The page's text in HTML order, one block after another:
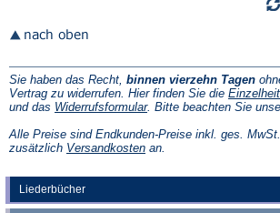
Liederbücher
Sie haben das Recht, binnen vierzehn Tagen
Vertrag zu widerrufen. Hier finden Sie die
und das Widerrufsformular(Öffnet
einem
neuen
. Bitte beachten Sie
Alle Preise sind Endkunden-Preise inkl. ges.
zusätzlich Versandkosten(Öffnet
an.